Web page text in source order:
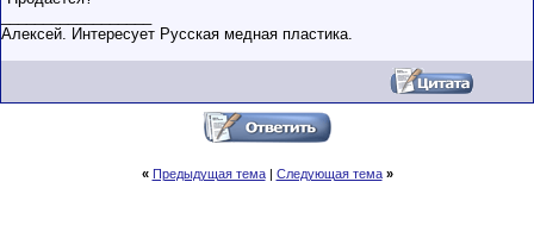
Алексей. Интересует Русская медная пластика.
« Предыдущая тема| Следующая тема »